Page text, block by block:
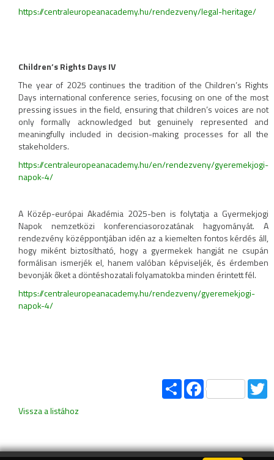
https://centraleuropeanacademy.hu/rendezveny/legal-heritage/
Children’s Rights Days IV
The year of 2025 continues the tradition of the Children’s Rights
Days international conference series, focusing on one of the most
pressing issues in the field, ensuring that children’s voices are not
only formally acknowledged but genuinely represented and
meaningfully included in decision-making processes for all the
stakeholders.
https://centraleuropeanacademy.hu/en/rendezveny/gyeremekjogi-
napok-4/
A Közép-európai Akadémia 2025-ben is folytatja a Gyermekjogi
Napok nemzetközi konferenciasorozatának hagyományát. A
rendezvény középpontjában idén az a kiemelten fontos kérdés áll,
hogy miként biztosítható, hogy a gyermekek hangját ne csupán
formálisan ismerjék el, hanem valóban képviseljék, és érdemben
bevonják őket a döntéshozatali folyamatokba minden érintett fél.
https://centraleuropeanacademy.hu/rendezveny/gyeremekjogi-
napok-4/
ShareFacebook
Vissza a listához